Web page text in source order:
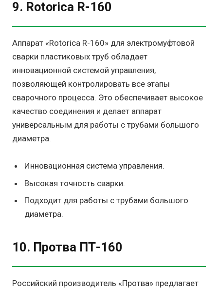
9. Rotorica R-160
Аппарат «Rotorica R-160» для электромуфтовой
сварки пластиковых труб обладает
инновационной системой управления,
позволяющей контролировать все этапы
сварочного процесса. Это обеспечивает высокое
качество соединения и делает аппарат
универсальным для работы с трубами большого
диаметра.
Инновационная система управления.
Высокая точность сварки.
Подходит для работы с трубами большого
диаметра.
10. Протва ПТ-160
Российский производитель «Протва» предлагает